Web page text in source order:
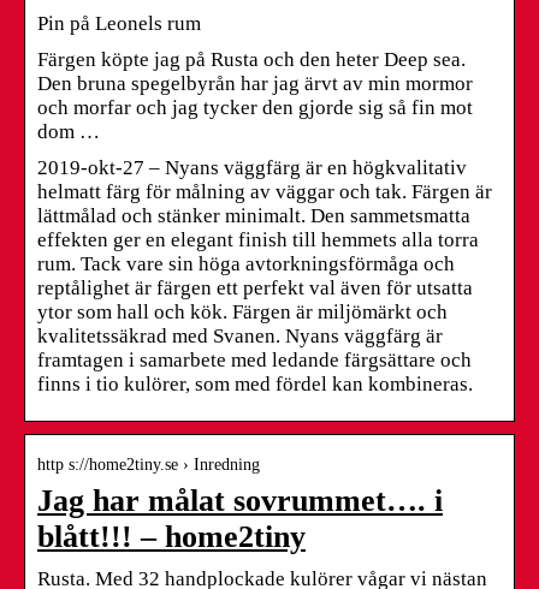
Pin på Leonels rum
Färgen köpte jag på Rusta och den heter Deep sea.
Den bruna spegelbyrån har jag ärvt av min mormor
och morfar och jag tycker den gjorde sig så fin mot
dom …
2019-okt-27 – Nyans väggfärg är en högkvalitativ
helmatt färg för målning av väggar och tak. Färgen är
lättmålad och stänker minimalt. Den sammetsmatta
effekten ger en elegant finish till hemmets alla torra
rum. Tack vare sin höga avtorkningsförmåga och
reptålighet är färgen ett perfekt val även för utsatta
ytor som hall och kök. Färgen är miljömärkt och
kvalitetssäkrad med Svanen. Nyans väggfärg är
framtagen i samarbete med ledande färgsättare och
finns i tio kulörer, som med fördel kan kombineras.
http s://home2tiny.se › Inredning
Jag har målat sovrummet…. i
blått!!! – home2tiny
Rusta. Med 32 handplockade kulörer vågar vi nästan